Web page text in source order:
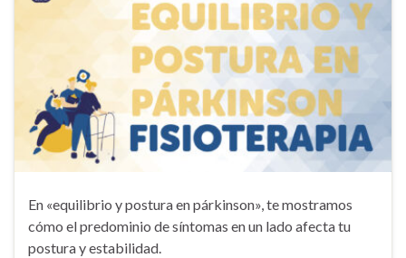
En «equilibrio y postura en párkinson», te mostramos
cómo el predominio de síntomas en un lado afecta tu
postura y estabilidad.